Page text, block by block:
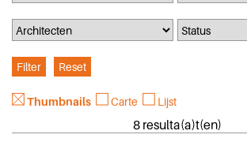
Thumbnails Carte Lijst
8 resulta(a)t(en)